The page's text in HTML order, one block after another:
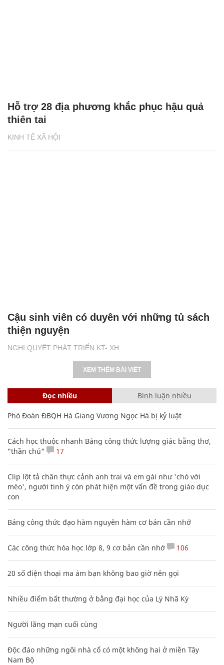
KINH TẾ XÃ HỘI
Hỗ trợ 28 địa phương khắc phục hậu quả
thiên tai
NGHỊ QUYẾT PHÁT TRIỂN KT- XH
Cậu sinh viên có duyên với những tủ sách
thiện nguyện
XEM THÊM BÀI VIẾT
Đọc nhiều Bình luận nhiều
Phó Đoàn ĐBQH Hà Giang Vương Ngọc Hà bị kỷ luật
Cách học thuộc nhanh Bảng công thức lượng giác bằng thơ,
"thần chú"
17
Clip lột tả chân thực cảnh anh trai và em gái như 'chó với
mèo', người tinh ý còn phát hiện một vấn đề trong giáo dục
con
Bảng công thức đạo hàm nguyên hàm cơ bản cần nhớ
Các công thức hóa học lớp 8, 9 cơ bản cần nhớ 106
20 số điện thoại ma ám bạn không bao giờ nên gọi
Nhiều điểm bất thường ở bằng đại học của Lý Nhã Kỳ
Người lãng mạn cuối cùng
Độc đáo những ngôi nhà cổ có một không hai ở miền Tây
Nam Bộ